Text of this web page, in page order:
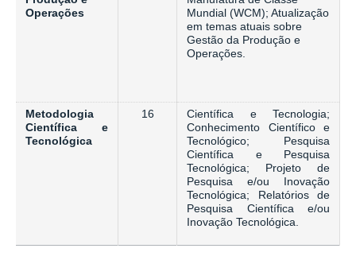
Operações
Mundial (WCM); Atualização
em temas atuais sobre
Gestão da Produção e
Operações.
Metodologia
Científica e
Tecnológica
16
Científica e Tecnologia;
Conhecimento Científico e
Tecnológico; Pesquisa
Científica e Pesquisa
Tecnológica; Projeto de
Pesquisa e/ou Inovação
Tecnológica; Relatórios de
Pesquisa Científica e/ou
Inovação Tecnológica.